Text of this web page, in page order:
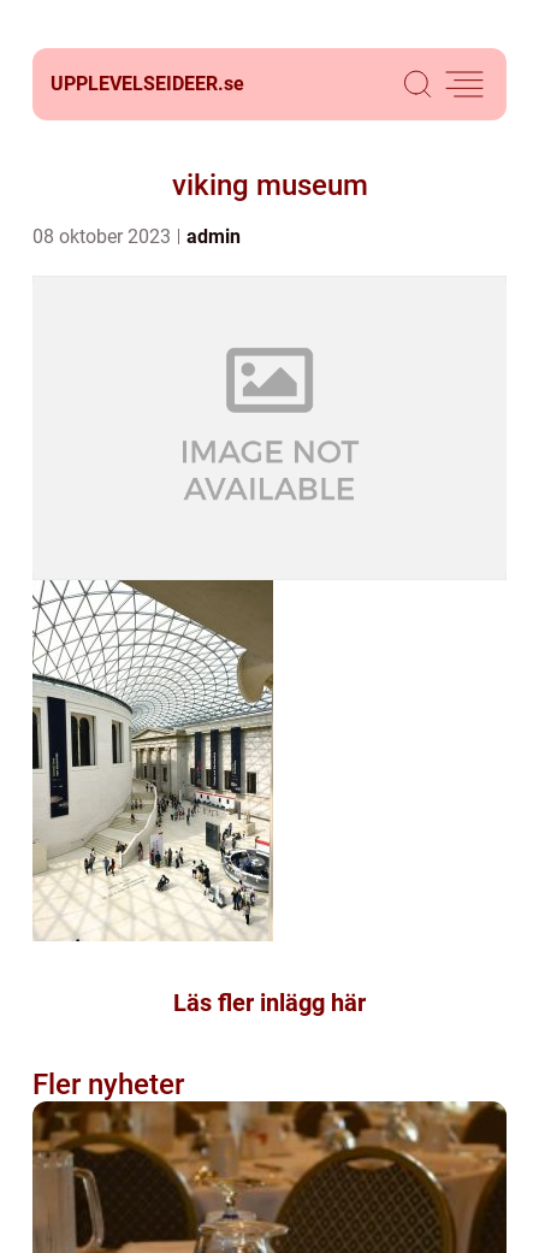
UPPLEVELSEIDEER.se
viking museum
08 oktober 2023 admin
Läs fler inlägg här
Fler nyheter